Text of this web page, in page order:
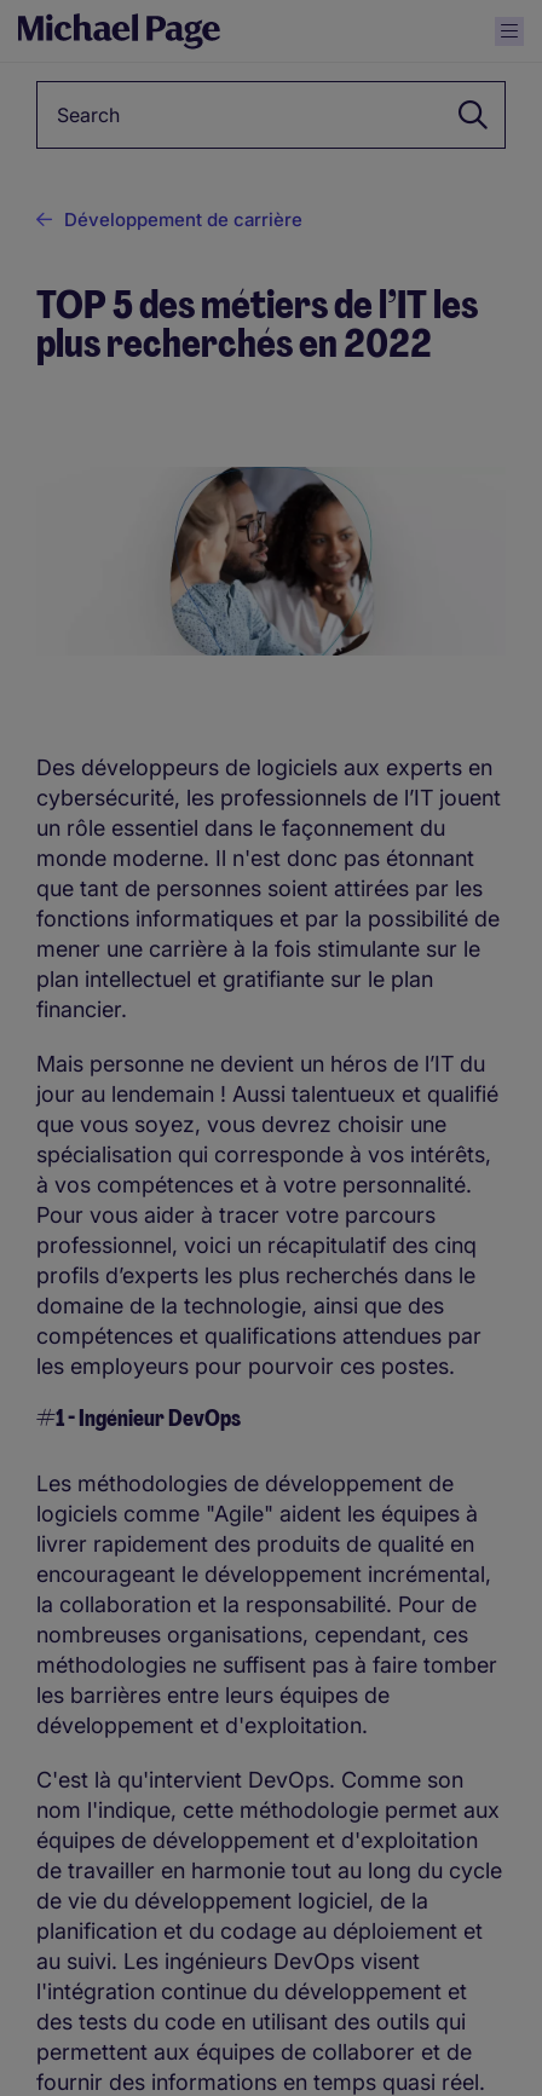
Développement de carrière
TOP 5 des métiers de l’IT les
plus recherchés en 2022
Des développeurs de logiciels aux experts en
cybersécurité, les professionnels de l’IT jouent
un rôle essentiel dans le façonnement du
monde moderne. Il n'est donc pas étonnant
que tant de personnes soient attirées par les
fonctions informatiques et par la possibilité de
mener une carrière à la fois stimulante sur le
plan intellectuel et gratifiante sur le plan
financier.
Mais personne ne devient un héros de l’IT du
jour au lendemain ! Aussi talentueux et qualifié
que vous soyez, vous devrez choisir une
spécialisation qui corresponde à vos intérêts,
à vos compétences et à votre personnalité.
Pour vous aider à tracer votre parcours
professionnel, voici un récapitulatif des cinq
profils d’experts les plus recherchés dans le
domaine de la technologie, ainsi que des
compétences et qualifications attendues par
les employeurs pour pourvoir ces postes.
#1 - Ingénieur DevOps
Les méthodologies de développement de
logiciels comme "Agile" aident les équipes à
livrer rapidement des produits de qualité en
encourageant le développement incrémental,
la collaboration et la responsabilité. Pour de
nombreuses organisations, cependant, ces
méthodologies ne suffisent pas à faire tomber
les barrières entre leurs équipes de
développement et d'exploitation.
C'est là qu'intervient DevOps. Comme son
nom l'indique, cette méthodologie permet aux
équipes de développement et d'exploitation
de travailler en harmonie tout au long du cycle
de vie du développement logiciel, de la
planification et du codage au déploiement et
au suivi. Les ingénieurs DevOps visent
l'intégration continue du développement et
des tests du code en utilisant des outils qui
permettent aux équipes de collaborer et de
fournir des informations en temps quasi réel.